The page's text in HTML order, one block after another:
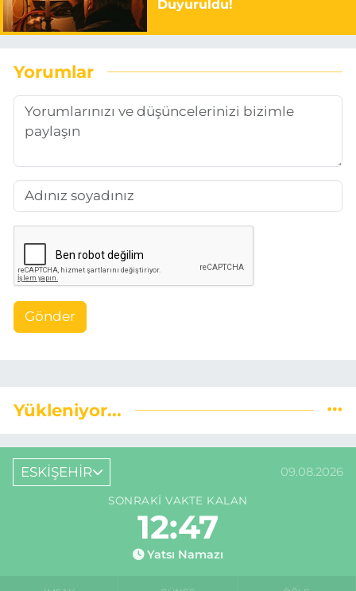
Duyuruldu!
Yorumlar
Gönder
Yükleniyor...
ESKİŞEHİR 09.08.2026
SONRAKI VAKTE KALAN
12:46
Yatsı Namazı